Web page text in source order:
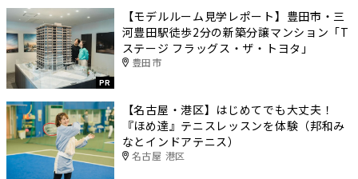
PR
【モデルルーム見学レポート】豊田市・三
河豊田駅徒歩2分の新築分譲マンション「T
ステージ フラッグス・ザ・トヨタ」
豊田市
【名古屋・港区】はじめてでも大丈夫！
『ほめ達』テニスレッスンを体験（邦和み
なとインドアテニス）
名古屋 港区